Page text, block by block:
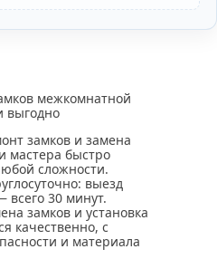
межкомнатной
выгодно
замков и замена
мастера быстро
сложности.
выезд
всего 30 минут.
замков и установка
качественно, с
и материала